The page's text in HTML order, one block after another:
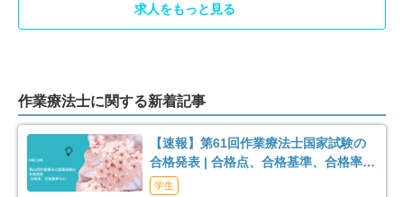
求人をもっと見る
作業療法士に関する新着記事
【速報】第61回作業療法士国家試験の
合格発表 | 合格点、合格基準、合格率
（2026年）
学生